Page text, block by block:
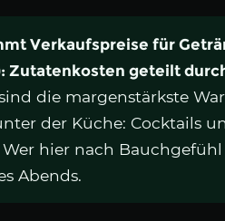
Verkaufspreise für
Zutatenkosten geteilt
die margenstärkste
der Küche: Cocktails
Wer hier nach
Abends.